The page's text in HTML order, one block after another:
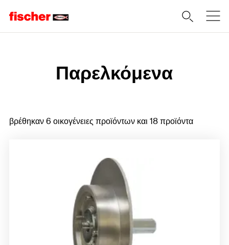
Παρελκόμενα
βρέθηκαν 6 οικογένειες προϊόντων και 18 προϊόντα